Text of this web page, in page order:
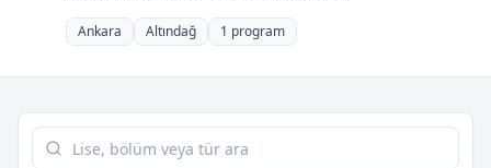
Ankara Altındağ 1 program
Tabloda ara